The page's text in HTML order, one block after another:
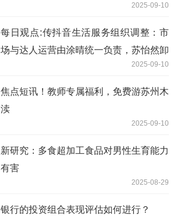
2025-09-10
每日观点:传抖音生活服务组织调整：市
场与达人运营由涂晴统一负责，苏怡然卸
2025-09-10
焦点短讯！教师专属福利，免费游苏州木
渎
2025-09-10
新研究：多食超加工食品对男性生育能力
有害
2025-08-29
银行的投资组合表现评估如何进行？